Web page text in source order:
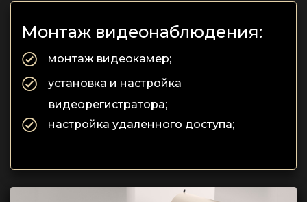
Монтаж видеонаблюдения:
монтаж видеокамер;
установка и настройка
видеорегистратора;
настройка удаленного доступа;